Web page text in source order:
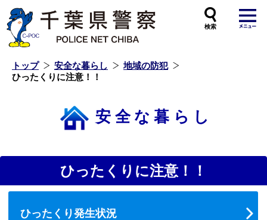
トップ 安全な暮らし
地域の防犯
ひったくりに注意！！
安全な暮らし
ひったくりに注意！！
ひったくり発生状況